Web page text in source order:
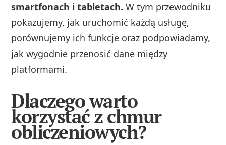
smartfonach i tabletach. W tym przewodniku
pokazujemy, jak uruchomić każdą usługę,
porównujemy ich funkcje oraz podpowiadamy,
jak wygodnie przenosić dane między
platformami.
Dlaczego warto
korzystać z chmur
obliczeniowych?